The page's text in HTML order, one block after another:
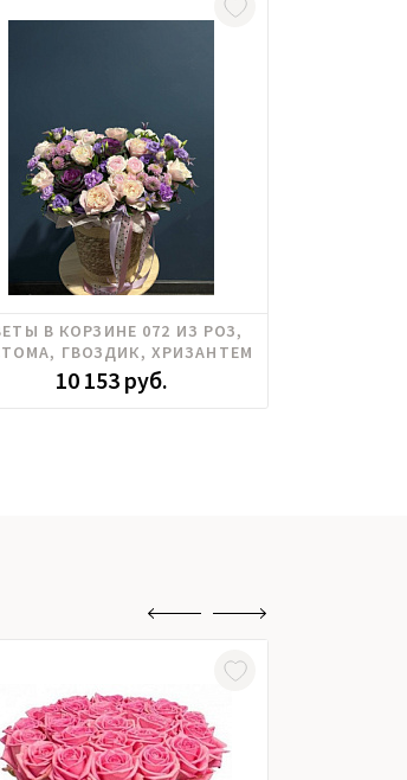
Пионовидные розы, Роза
Хризантема, Эустома
В КОРЗИНЕ 072 ИЗ РОЗ,
ГВОЗДИК, ХРИЗАНТЕМ
10 153 руб.